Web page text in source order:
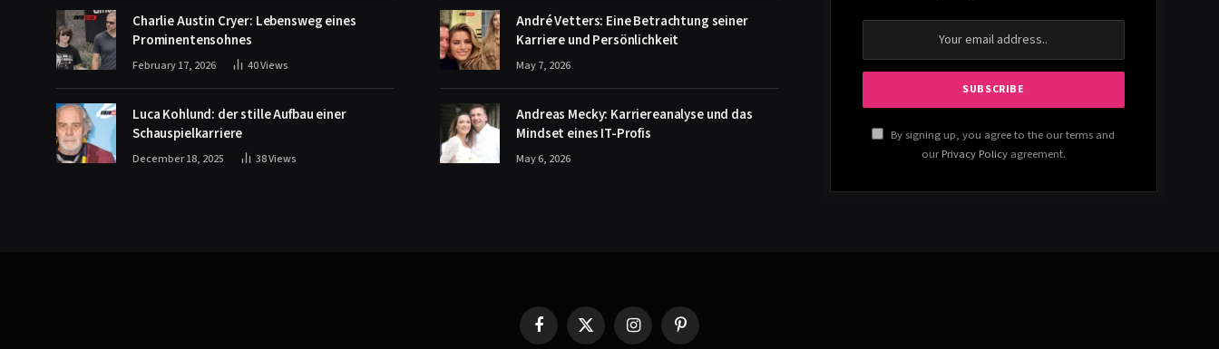
Charlie Austin Cryer: Lebensweg eines
Prominentensohnes
February 17, 2026 40Views
Luca Kohlund: der stille Aufbau einer
Schauspielkarriere
December 18, 2025 38Views
André Vetters: Eine Betrachtung seiner
Karriere und Persönlichkeit
May 7, 2026
Andreas Mecky: Karriereanalyse und das
Mindset eines IT-Profis
May 6, 2026
By signing up, you agree to the our terms and
our Privacy Policyagreement.
FacebookX
InstagramPinterest